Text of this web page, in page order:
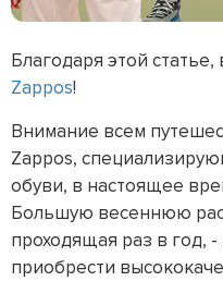
Благодаря этой статье,
Zappos!
Внимание всем
Zappos,
обуви, в настоящее
Большую весеннюю
проходящая раз в год,
приобрести